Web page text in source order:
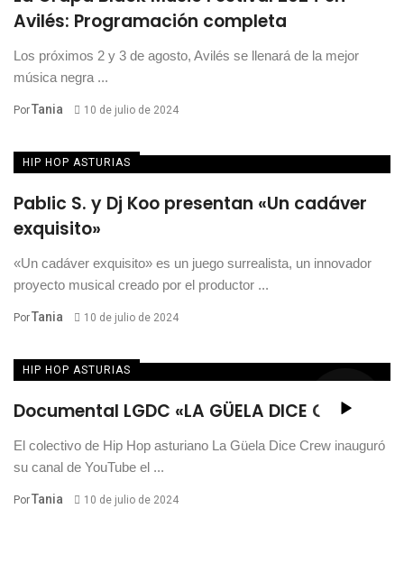
Avilés: Programación completa
Los próximos 2 y 3 de agosto, Avilés se llenará de la mejor
música negra ...
PorTania 10 de julio de 2024
HIP HOP ASTURIAS
Pablic S. y Dj Koo presentan «Un cadáver
exquisito»
«Un cadáver exquisito» es un juego surrealista, un innovador
proyecto musical creado por el productor ...
PorTania 10 de julio de 2024
HIP HOP ASTURIAS
Documental LGDC «LA GÜELA DICE CREW»
El colectivo de Hip Hop asturiano La Güela Dice Crew inauguró
su canal de YouTube el ...
PorTania 10 de julio de 2024